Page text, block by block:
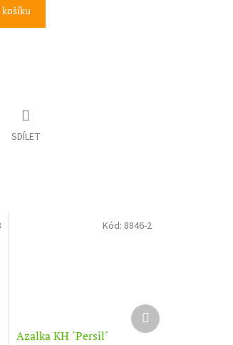
SDÍLET
Azalka KH ´Persil´
Kód: 8846-2
Další
produkt